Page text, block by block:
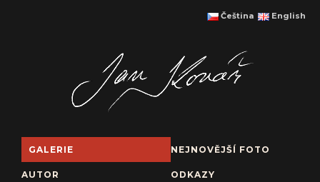
Čeština English
GALERIE NEJNOVĚJŠÍ FOTO
AUTOR ODKAZY